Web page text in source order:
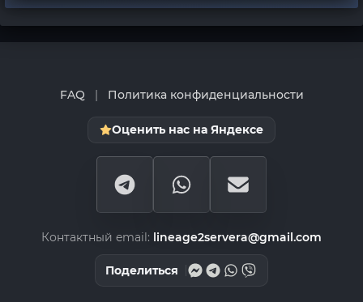
FAQ | Политика конфиденциальности
Оценить нас на Яндексе
Контактный email: lineage2servera@gmail.com
Поделиться